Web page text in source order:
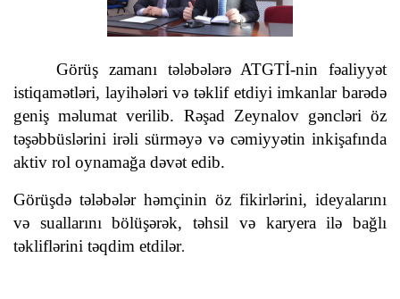
Görüş zamanı tələbələrə ATGTİ-nin fəaliyyət
istiqamətləri, layihələri və təklif etdiyi imkanlar barədə
geniş məlumat verilib. Rəşad Zeynalov gəncləri öz
təşəbbüslərini irəli sürməyə və cəmiyyətin inkişafında
aktiv rol oynamağa dəvət edib.
Görüşdə tələbələr həmçinin öz fikirlərini, ideyalarını
və suallarını bölüşərək, təhsil və karyera ilə bağlı
təkliflərini təqdim etdilər.